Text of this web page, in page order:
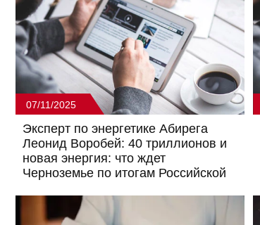
07/11/2025
Эксперт по энергетике Абирега
Леонид Воробей: 40 триллионов и
новая энергия: что ждет
Черноземье по итогам Российской